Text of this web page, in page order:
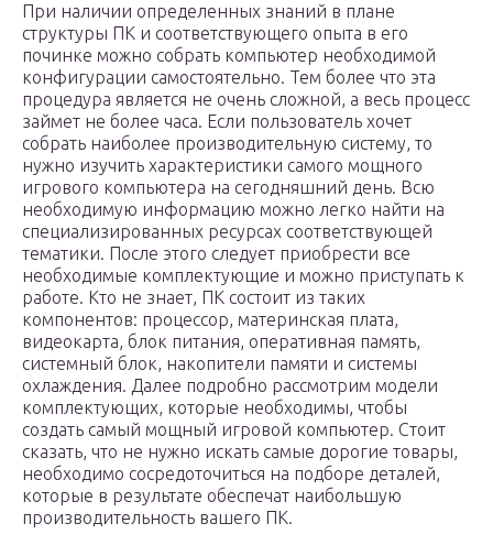
При наличии определенных знаний в плане
структуры ПК и соответствующего опыта в его
починке можно собрать компьютер необходимой
конфигурации самостоятельно. Тем более что эта
процедура является не очень сложной, а весь процесс
займет не более часа. Если пользователь хочет
собрать наиболее производительную систему, то
нужно изучить характеристики самого мощного
игрового компьютера на сегодняшний день. Всю
необходимую информацию можно легко найти на
специализированных ресурсах соответствующей
тематики. После этого следует приобрести все
необходимые комплектующие и можно приступать к
работе. Кто не знает, ПК состоит из таких
компонентов: процессор, материнская плата,
видеокарта, блок питания, оперативная память,
системный блок, накопители памяти и системы
охлаждения. Далее подробно рассмотрим модели
комплектующих, которые необходимы, чтобы
создать самый мощный игровой компьютер. Стоит
сказать, что не нужно искать самые дорогие товары,
необходимо сосредоточиться на подборе деталей,
которые в результате обеспечат наибольшую
производительность вашего ПК.